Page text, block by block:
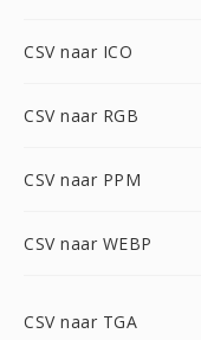
CSV naar ICO
CSV naar RGB
CSV naar PPM
CSV naar WEBP
CSV naar TGA